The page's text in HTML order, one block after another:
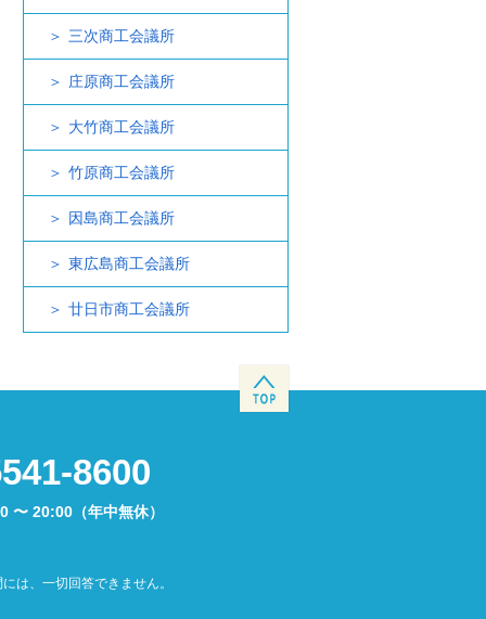
三次商工会議所
庄原商工会議所
大竹商工会議所
竹原商工会議所
因島商工会議所
東広島商工会議所
廿日市商工会議所
8600
〜 20:00（年中無休）
は、一切回答できません。